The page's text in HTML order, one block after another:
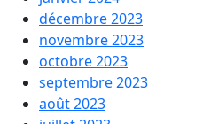
décembre 2023
novembre 2023
octobre 2023
septembre 2023
août 2023